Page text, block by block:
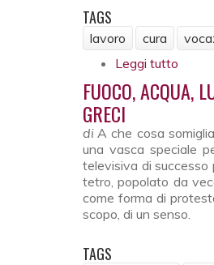
TAGS
lavoro cura
Leggi tutto
FUOCO, ACQUA,
GRECI
di A che cosa
una vasca speciale
televisiva di
tetro, popolato da
come forma di
scopo, di un senso.
TAGS